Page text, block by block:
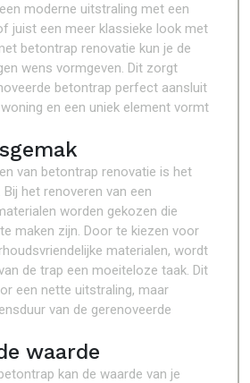
moderne uitstraling met een
juist een meer klassieke look met
betontrap renovatie kun je de
wens vormgeven. Dit zorgt
betontrap perfect aansluit
en een uniek element vormt
van betontrap renovatie is het
het renoveren van een
worden gekozen die
maken zijn. Door te kiezen voor
materialen, wordt
de trap een moeiteloze taak. Dit
een nette uitstraling, maar
van de gerenoveerde
waarde
kan de waarde van je